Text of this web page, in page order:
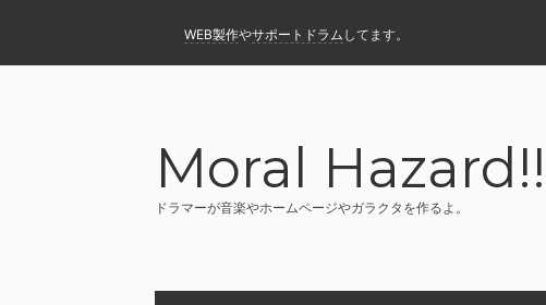
WEB製作やサポートドラム してます。
Moral Hazard!!
ドラマーが音楽やホームページやガラクタを作るよ。